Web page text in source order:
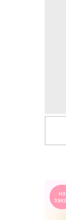
на